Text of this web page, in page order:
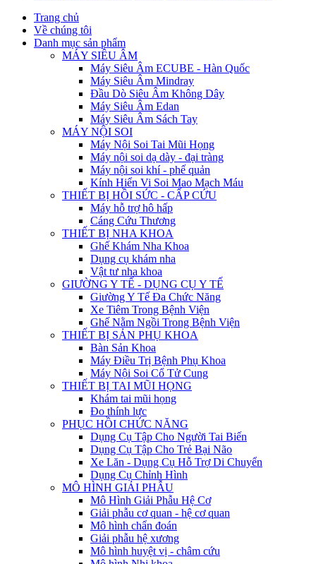
Trang chủ
Về chúng tôi
Danh mục sản phẩm
MÁY SIÊU ÂM
Máy Siêu Âm ECUBE - Hàn Quốc
Máy Siêu Âm Mindray
Đầu Dò Siêu Âm Không Dây
Máy Siêu Âm Edan
Máy Siêu Âm Sách Tay
MÁY NỘI SOI
Máy Nội Soi Tai Mũi Họng
Máy nội soi dạ dày - đại tràng
Máy nội soi khí - phế quản
Kính Hiển Vi Soi Mao Mạch Máu
THIẾT BỊ HỒI SỨC - CẤP CỨU
Máy hỗ trợ hô hấp
Cáng Cứu Thương
THIẾT BỊ NHA KHOA
Ghế Khám Nha Khoa
Dụng cụ khám nha
Vật tư nha khoa
GIƯỜNG Y TẾ - DỤNG CỤ Y TẾ
Giường Y Tế Đa Chức Năng
Xe Tiêm Trong Bệnh Viện
Ghế Nằm Ngồi Trong Bệnh Viện
THIẾT BỊ SẢN PHỤ KHOA
Bàn Sản Khoa
Máy Điều Trị Bệnh Phụ Khoa
Máy Nội Soi Cổ Tử Cung
THIẾT BỊ TAI MŨI HỌNG
Khám tai mũi họng
Đo thính lực
PHỤC HỒI CHỨC NĂNG
Dụng Cụ Tập Cho Người Tai Biến
Dụng Cụ Tập Cho Trẻ Bại Não
Xe Lăn - Dụng Cụ Hỗ Trợ Di Chuyển
Dụng Cụ Chỉnh Hình
MÔ HÌNH GIẢI PHẪU
Mô Hình Giải Phẫu Hệ Cơ
Giải phẫu cơ quan - hệ cơ quan
Mô hình chẩn đoán
Giải phẫu hệ xương
Mô hình huyệt vị - châm cứu